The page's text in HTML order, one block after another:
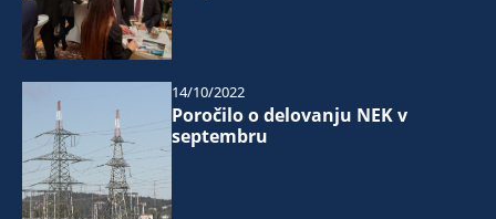
Poročilo o delovanju NEK v
septembru
14/10/2022